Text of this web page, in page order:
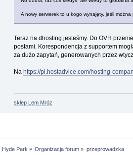
A nowy serwerek to u kogo wynajęty, jeśli można
Teraz na dhosting jesteśmy. Do OVH
postami. Korespondencja z supportem
za dużo zapytań, generowanych przez
Na https://pl.hostadvice.com/hosting-
sklep Lem Mróz
Hyde Park » Organizacja forum » przeprowadzka